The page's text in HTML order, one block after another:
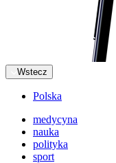
Wstecz
Polska
medycyna
nauka
polityka
sport